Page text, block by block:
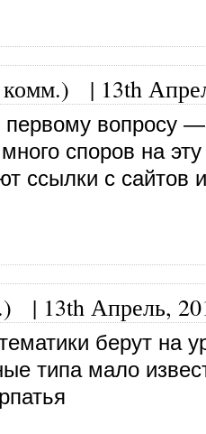
| 13th
вопросу —
споров на
ссылки с сайтов
| 13th Апрель,
берут на
типа мало